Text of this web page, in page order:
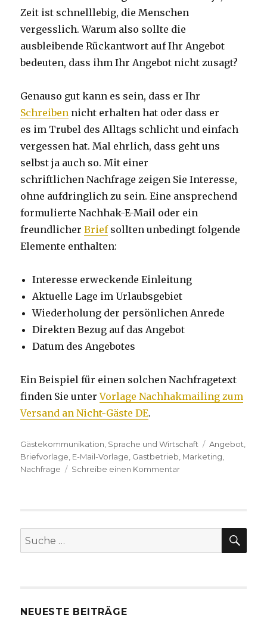
Zeit ist schnelllebig, die Menschen
vergesslich. Warum also sollte die
ausbleibende Rückantwort auf Ihr Angebot
bedeuten, dass ihm Ihr Angebot nicht zusagt?
Genauso gut kann es sein, dass er Ihr
Schreiben nicht erhalten hat oder dass er
es im Trubel des Alltags schlicht und einfach
vergessen hat. Mal ehrlich, dass geht uns
selbst ja auch so. Mit einer
schriftlichen Nachfrage zeigen Sie Interesse,
ohne aufdringlich zu sein. Eine ansprechend
formulierte Nachhak-E-Mail oder ein
freundlicherBriefsollten unbedingt folgende
Elemente enthalten:
Interesse erweckende Einleitung
Aktuelle Lage im Urlaubsgebiet
Wiederholung der persönlichen Anrede
Direkten Bezug auf das Angebot
Datum des Angebotes
Ein Beispiel für einen solchen Nachfragetext
finden Sie unterVorlage Nachhakmailing zum
Versand an Nicht-Gäste DE.
Kategorien
Gästekommunikation Sprache und Wirtschaft Tags
Angebot
Briefvorlage E-Mail-Vorlage Gastbetrieb Marketing
Nachfrage
Schreibe einen Kommentar
Suche
nach:
NEUESTE BEITRÄGE